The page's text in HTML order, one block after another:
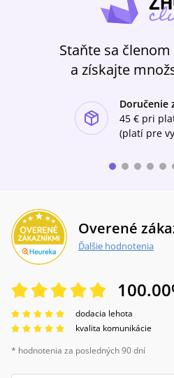
Staňte sa členom
a získajte
Doručenie
45 € pri
(platí pre
Overené
Ďalšie hodnotenia
100.00
dodacia lehota
kvalita komunikácie
* hodnotenia za posledných 90 dní